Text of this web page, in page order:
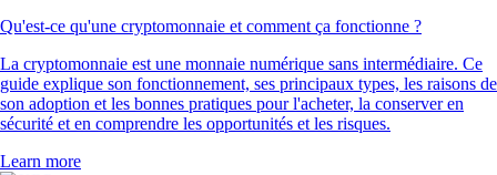
Qu'est-ce qu'une cryptomonnaie et comment ça fonctionne ?
La cryptomonnaie est une monnaie numérique sans intermédiaire. Ce
guide explique son fonctionnement, ses principaux types, les raisons de
son adoption et les bonnes pratiques pour l'acheter, la conserver en
sécurité et en comprendre les opportunités et les risques.
Learn more